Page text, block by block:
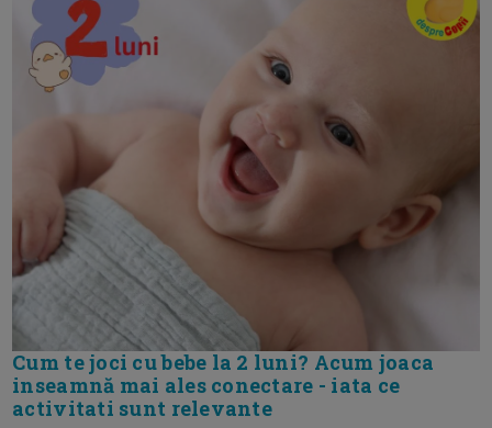
Cum te joci cu bebe la 2 luni? Acum joaca
inseamnă mai ales conectare - iata ce
activitati sunt relevante